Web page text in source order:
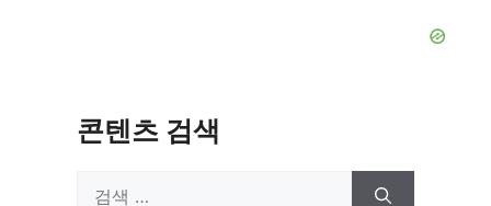
콘텐츠 검색